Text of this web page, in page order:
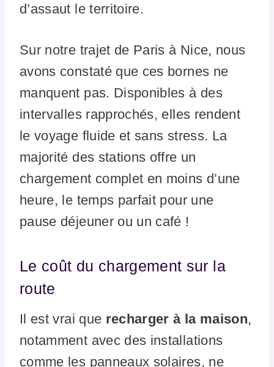
d’assaut le territoire.
Sur notre trajet de Paris à Nice, nous
avons constaté que ces bornes ne
manquent pas. Disponibles à des
intervalles rapprochés, elles rendent
le voyage fluide et sans stress. La
majorité des stations offre un
chargement complet en moins d’une
heure, le temps parfait pour une
pause déjeuner ou un café !
Le coût du chargement sur la
route
Il est vrai que recharger à la maison,
notamment avec des installations
comme les panneaux solaires, ne